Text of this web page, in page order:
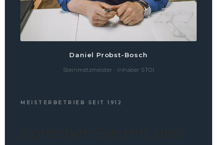
MEISTERBETRIEB SEIT 1912
Daniel Probst-Bosch
Steinmetzmeister · Inhaber STOI